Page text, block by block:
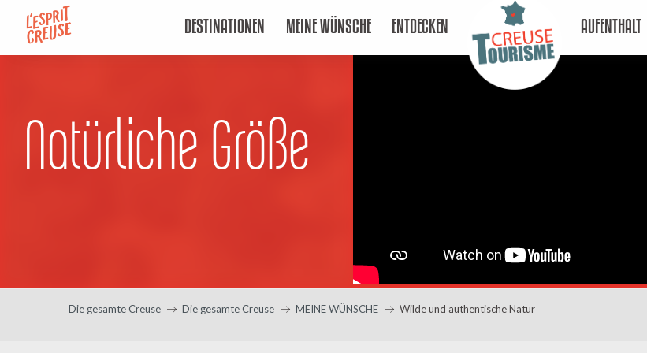
contenu
DESTINATIONEN MEINE WÜNSCHE ENTDECKEN AUFENTHALT
Natürliche Größe
Die gesamte Creuse Die gesamte Creuse MEINE WÜNSCHE Wilde und authentische Natur